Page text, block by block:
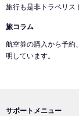
東京 (成田国際
東京 (東京国際空
東京 (成田国際
旅行も是非トラベリス
旅コラム
航空券の購入から予約
明しています。
サポートメニュー